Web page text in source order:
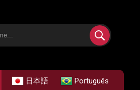
日本語 Português